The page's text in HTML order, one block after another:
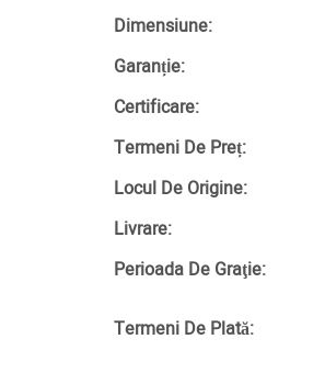
Dimensiune:
Garanție:
Certificare:
Termeni De Preț:
Locul De Origine:
Livrare:
Perioada De Graţie:
Termeni De Plată: